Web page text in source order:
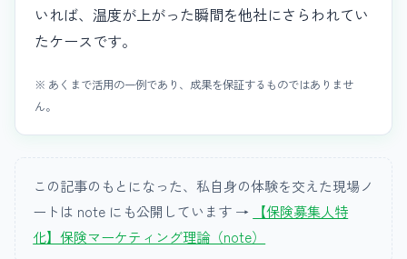
いれば、温度が上がった瞬間を他社にさらわれてい
たケースです。
※ あくまで活用の一例であり、成果を保証するものではありませ
ん。
この記事のもとになった、私自身の体験を交えた現場ノ
ートは note にも公開しています →
【保険募集人特
化】保険マーケティング理論（note）